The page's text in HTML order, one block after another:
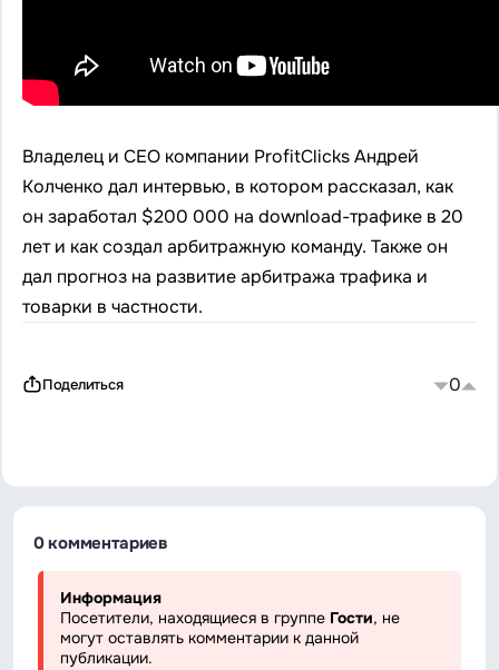
Владелец и СЕО компании ProfitClicks Андрей
Колченко дал интервью, в котором рассказал, как
он заработал $200 000 на download-трафике в 20
лет и как создал арбитражную команду. Также он
дал прогноз на развитие арбитража трафика и
товарки в частности.
Поделиться 0
0 комментариев
Информация
Посетители, находящиеся в группе Гости, не
могут оставлять комментарии к данной
публикации.